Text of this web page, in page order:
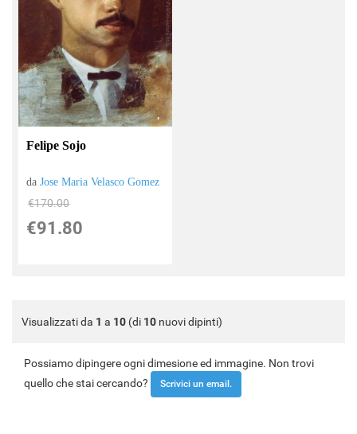
Felipe Sojo
daJose Maria Velasco Gomez
€170.00
€91.80
Visualizzati da 1 a 10 (di 10 nuovi dipinti)
Possiamo dipingere ogni dimesione ed immagine. Non trovi
quello che stai cercando?
Scrivici un email.